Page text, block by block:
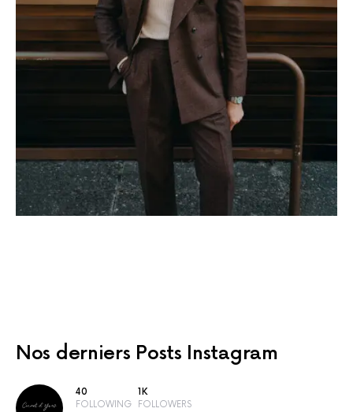
Nos derniers Posts Instagram
40
FOLLOWING
1K
FOLLOWERS